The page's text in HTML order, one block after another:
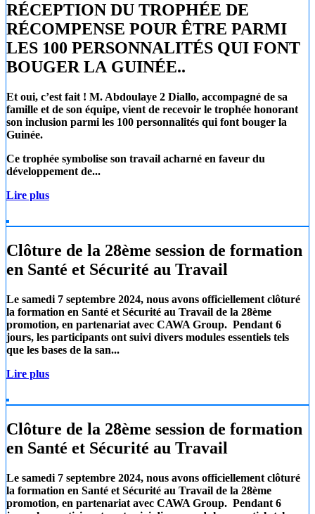
RÉCEPTION DU TROPHÉE DE
RÉCOMPENSE POUR ÊTRE PARMI
LES 100 PERSONNALITÉS QUI FONT
BOUGER LA GUINÉE..
Et oui, c’est fait ! M. Abdoulaye 2 Diallo, accompagné de sa
famille et de son équipe, vient de recevoir le trophée honorant
son inclusion parmi les 100 personnalités qui font bouger la
Guinée.
Ce trophée symbolise son travail acharné en faveur du
développement de...
Lire plus
Clôture de la 28ème session de formation
en Santé et Sécurité au Travail
Le samedi 7 septembre 2024, nous avons officiellement clôturé
la formation en Santé et Sécurité au Travail de la 28ème
promotion, en partenariat avec CAWA Group. Pendant 6
jours, les participants ont suivi divers modules essentiels tels
que les bases de la san...
Lire plus
Clôture de la 28ème session de formation
en Santé et Sécurité au Travail
Le samedi 7 septembre 2024, nous avons officiellement clôturé
la formation en Santé et Sécurité au Travail de la 28ème
promotion, en partenariat avec CAWA Group. Pendant 6